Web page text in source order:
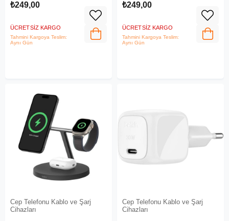
₺249,00
ÜCRETSIZ KARGO
Tahmini Kargoya Teslim:
Aynı Gün
₺249,00
ÜCRETSIZ KARGO
Tahmini Kargoya Teslim:
Aynı Gün
Cep Telefonu Kablo ve Şarj
Cihazları
Cep Telefonu Kablo ve Şarj
Cihazları